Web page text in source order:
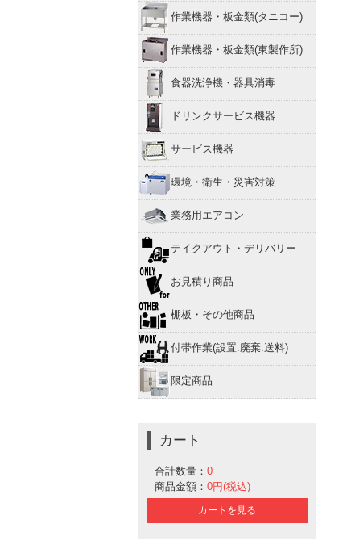
作業機器・板金類(タニコー)
作業機器・板金類(東製作所)
食器洗浄機・器具消毒
ドリンクサービス機器
サービス機器
環境・衛生・災害対策
業務用エアコン
テイクアウト・デリバリー
お見積り商品
棚板・その他商品
付帯作業(設置.廃棄.送料)
限定商品
カート
合計数量： 0
商品金額： 0円(税込)
カートを見る